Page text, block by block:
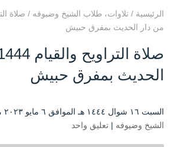
الرئيسية / تلاوات، طلاب الشيخ وضيوفه /
من دار الحديث بمفرق حبيش
الحديث بمفرق حبيش
السبت ۱٦ شوال ۱٤٤٤ هـ الموافق ٦ مايو ۲۰۲۳ مـ |
الشيخ وضيوفه | تعليق واحد